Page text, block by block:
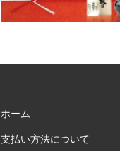
ホーム
支払い方法について